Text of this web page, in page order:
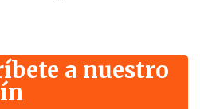
a nuestro